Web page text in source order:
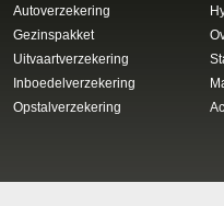
Autoverzekering
Gezinspakket
Uitvaartverzekering
Inboedelverzekering
Opstalverzekering